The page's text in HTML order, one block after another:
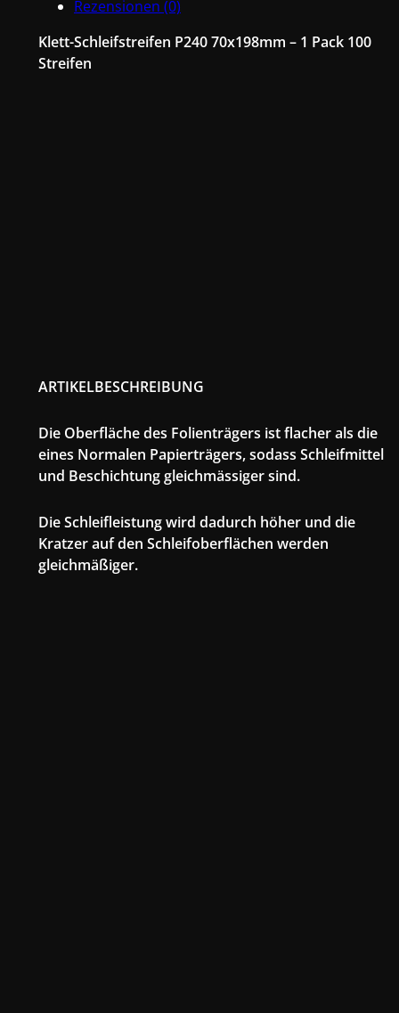
Folienträger,
Loch
Absaugung,
Rezensionen (0)
Klett-Schleifstreifen P240 70x198mm – 1 Pack 100
Streifen
ARTIKELBESCHREIBUNG
Die Oberfläche des Folienträgers ist flacher als die
eines Normalen Papierträgers, sodass Schleifmittel
und Beschichtung gleichmässiger sind.
Die Schleifleistung wird dadurch höher und die
Kratzer auf den Schleifoberflächen werden
gleichmäßiger.